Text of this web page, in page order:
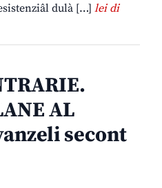
dulà […] lei di
AL
secont